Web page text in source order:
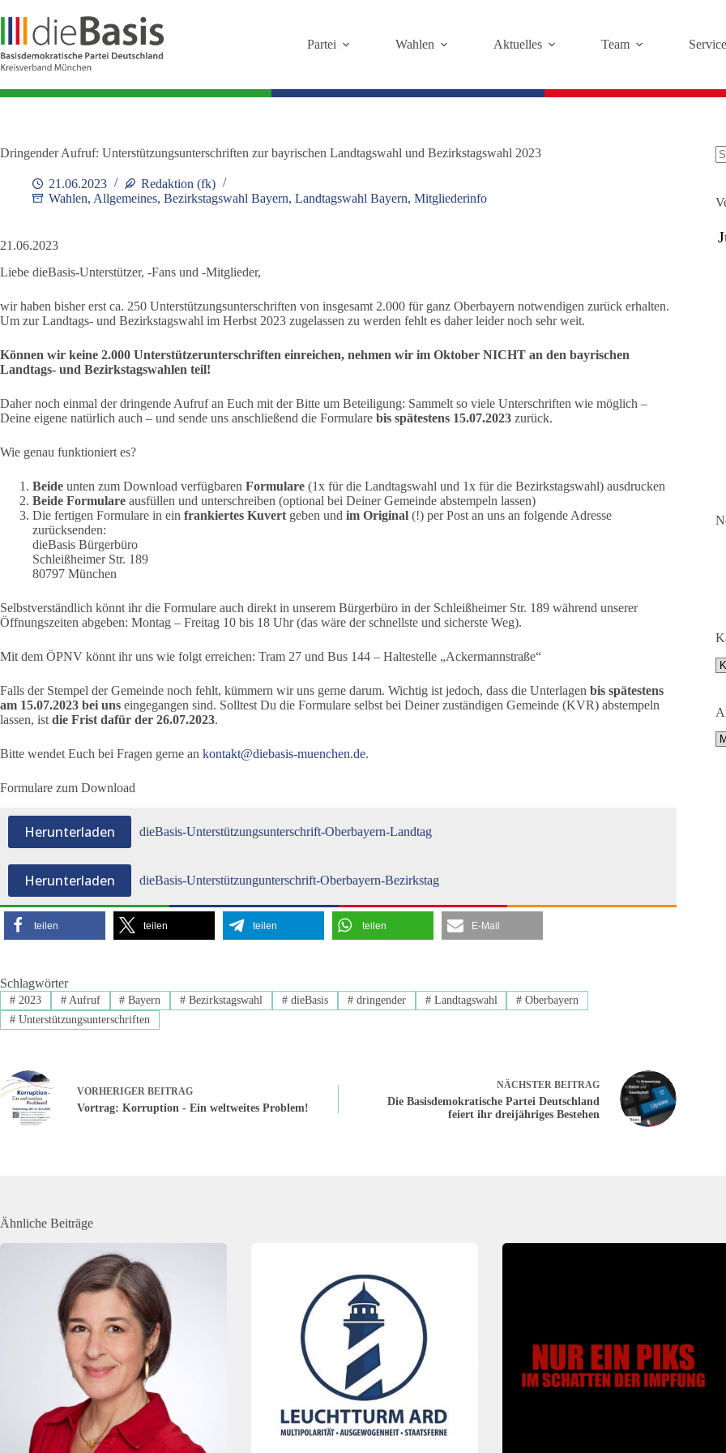
Inhalt
springen
Partei Wahlen Aktuelles Team Service
Dringender Aufruf: Unterstützungsunterschriften zur bayrischen Landtagswahl und Bezirkstagswahl 2023
21.06.2023
Redaktion (fk)
Wahlen, Allgemeines, Bezirkstagswahl Bayern, Landtagswahl Bayern, Mitgliederinfo
21.06.2023
Liebe dieBasis-Unterstützer, -Fans und -Mitglieder,
wir haben bisher erst ca. 250 Unterstützungsunterschriften von insgesamt 2.000 für ganz Oberbayern notwendigen zurück erhalten.
Um zur Landtags- und Bezirkstagswahl im Herbst 2023 zugelassen zu werden fehlt es daher leider noch sehr weit.
Können wir keine 2.000 Unterstützerunterschriften einreichen, nehmen wir im Oktober NICHT an den bayrischen
Landtags- und Bezirkstagswahlen teil!
Daher noch einmal der dringende Aufruf an Euch mit der Bitte um Beteiligung: Sammelt so viele Unterschriften wie möglich –
Deine eigene natürlich auch – und sende uns anschließend die Formulare bis spätestens 15.07.2023 zurück.
Wie genau funktioniert es?
Beide unten zum Download verfügbaren Formulare (1x für die Landtagswahl und 1x für die Bezirkstagswahl) ausdrucken
Beide Formulare ausfüllen und unterschreiben (optional bei Deiner Gemeinde abstempeln lassen)
Die fertigen Formulare in ein frankiertes Kuvert geben und im Original (!) per Post an uns an folgende Adresse
zurücksenden:
dieBasis Bürgerbüro
Schleißheimer Str. 189
80797 München
Selbstverständlich könnt ihr die Formulare auch direkt in unserem Bürgerbüro in der Schleißheimer Str. 189 während unserer
Öffnungszeiten abgeben: Montag – Freitag 10 bis 18 Uhr (das wäre der schnellste und sicherste Weg).
Mit dem ÖPNV könnt ihr uns wie folgt erreichen: Tram 27 und Bus 144 – Haltestelle „Ackermannstraße“
Falls der Stempel der Gemeinde noch fehlt, kümmern wir uns gerne darum. Wichtig ist jedoch, dass die Unterlagen bis spätestens
am 15.07.2023 bei uns eingegangen sind. Solltest Du die Formulare selbst bei Deiner zuständigen Gemeinde (KVR) abstempeln
lassen, ist die Frist dafür der 26.07.2023.
Bitte wendet Euch bei Fragen gerne an kontakt@diebasis-muenchen.de.
Formulare zum Download
dieBasis-Unterstützungsunterschrift-Oberbayern-Landtag
Herunterladen
dieBasis-Unterstützungunterschrift-Oberbayern-Bezirkstag
Herunterladen
teilen teilen teilen teilen E-Mail
Schlagwörter
#2023 #Aufruf # Bayern # Bezirkstagswahl # dieBasis #dringender #Landtagswahl # Oberbayern
#Unterstützungsunterschriften
VORHERIGER BEITRAG
Vortrag: Korruption - Ein weltweites Problem!
NÄCHSTER BEITRAG
Die Basisdemokratische Partei Deutschland
feiert ihr dreijähriges Bestehen
Ähnliche Beiträge